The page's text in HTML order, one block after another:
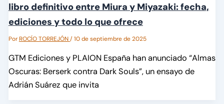
libro definitivo entre Miura y Miyazaki: fecha,
ediciones y todo lo que ofrece
PorROCÍO TORREJÓN/10 de septiembre de 2025
GTM Ediciones y PLAION España han anunciado “Almas
Oscuras: Berserk contra Dark Souls”, un ensayo de
Adrián Suárez que invita